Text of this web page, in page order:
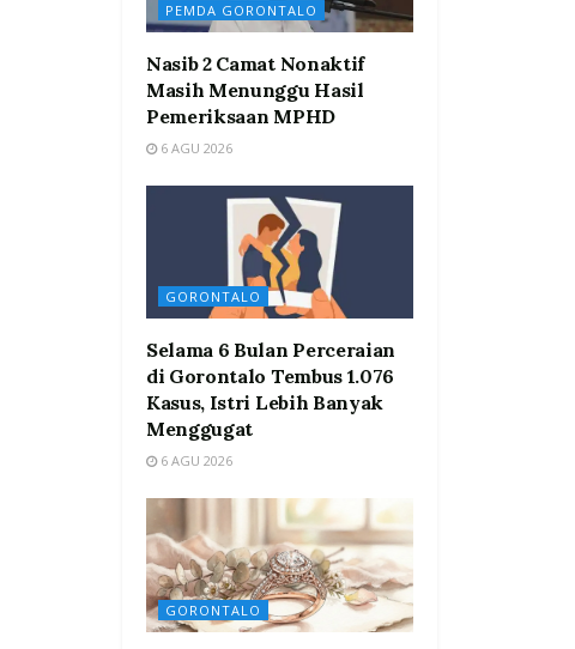
PEMDA GORONTALO
Nasib 2 Camat Nonaktif
Masih Menunggu Hasil
Pemeriksaan MPHD
6 AGU 2026
GORONTALO
Selama 6 Bulan Perceraian
di Gorontalo Tembus 1.076
Kasus, Istri Lebih Banyak
Menggugat
6 AGU 2026
GORONTALO